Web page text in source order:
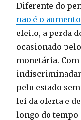
Diferente do
não é o
efeito, a perda
ocasionado
monetária.
pelo estado
lei da oferta e
longo do